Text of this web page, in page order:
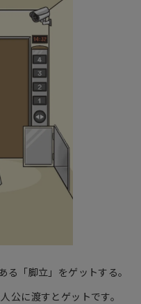
「脚立」をゲットする。
公に渡すとゲットです。